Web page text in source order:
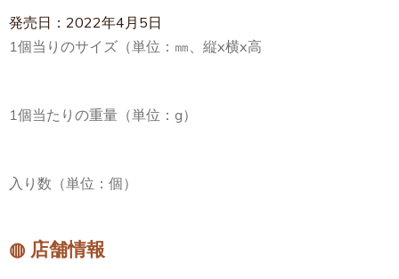
発売日：2022年4月5日
1個当りのサイズ（単位：㎜、縦x横x高
1個当たりの重量（単位：g）
入り数（単位：個）
◍ 店舗情報